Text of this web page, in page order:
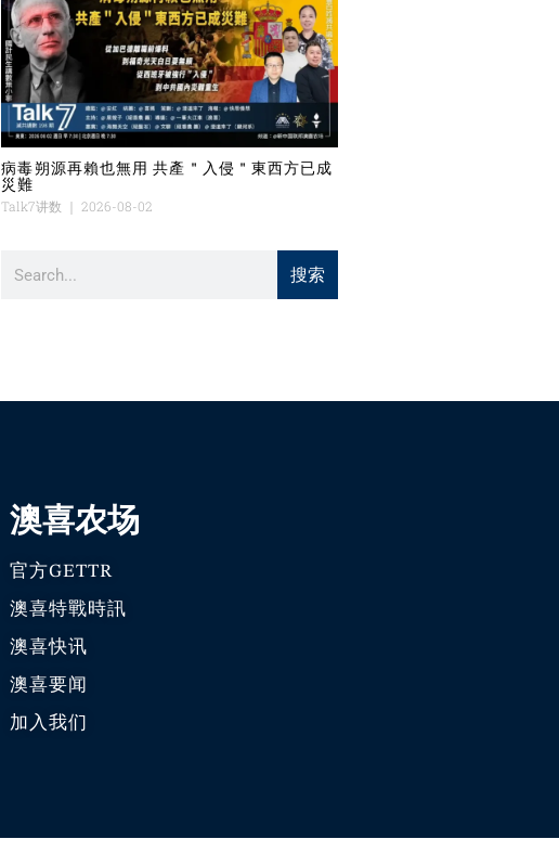
病毒朔源再賴也無用 共產＂入侵＂東西方已成
災難
Talk7讲数
2026-08-02
搜索
澳喜农场
官方GETTR
澳喜特戰時訊
澳喜快讯
澳喜要闻
加入我们